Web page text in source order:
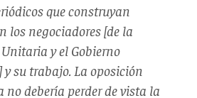
que construyan
los negociadores [de la
y el Gobierno
su trabajo. La oposición
no debería perder de vista la